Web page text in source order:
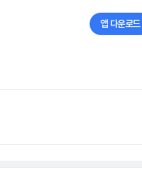
앱 다운로드